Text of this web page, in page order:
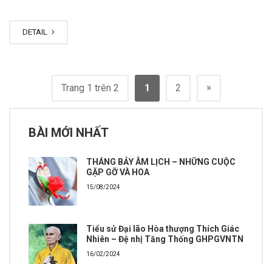
DETAIL
Trang 1 trên 2 1 2 »
BÀI MỚI NHẤT
THÁNG BẢY ÂM LỊCH – NHỮNG CUỘC
GẶP GỠ VÀ HOA
15/08/2024
Tiểu sử Đại lão Hòa thượng Thích Giác
Nhiên – Đệ nhị Tăng Thống GHPGVNTN
16/02/2024